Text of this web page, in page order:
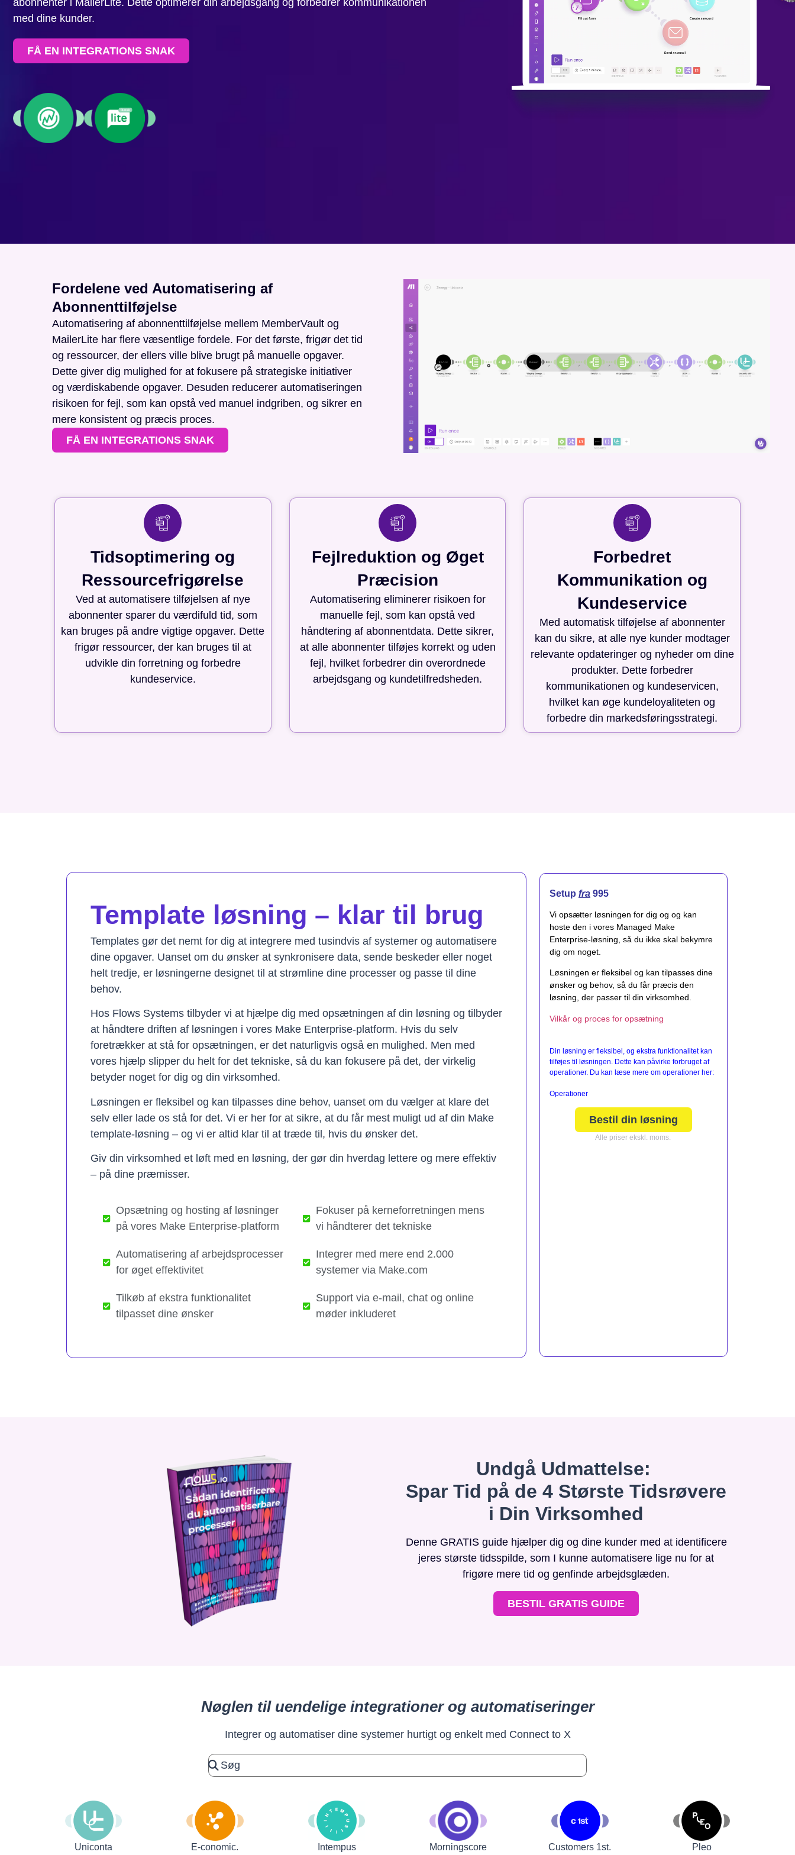
med dine kunder.
FÅ EN INTEGRATIONS SNAK
Fordelene ved Automatisering af
Abonnenttilføjelse
Automatisering af abonnenttilføjelse mellem MemberVault og
MailerLite har flere væsentlige fordele. For det første, frigør det tid
og ressourcer, der ellers ville blive brugt på manuelle opgaver.
Dette giver dig mulighed for at fokusere på strategiske initiativer
og værdiskabende opgaver. Desuden reducerer automatiseringen
risikoen for fejl, som kan opstå ved manuel indgriben, og sikrer en
mere konsistent og præcis proces.
FÅ EN INTEGRATIONS SNAK
Tidsoptimering og
Ressourcefrigørelse
Ved at automatisere tilføjelsen af nye
abonnenter sparer du værdifuld tid, som
kan bruges på andre vigtige opgaver. Dette
frigør ressourcer, der kan bruges til at
udvikle din forretning og forbedre
kundeservice.
Fejlreduktion og Øget
Præcision
Automatisering eliminerer risikoen for
manuelle fejl, som kan opstå ved
håndtering af abonnentdata. Dette sikrer,
at alle abonnenter tilføjes korrekt og uden
fejl, hvilket forbedrer din overordnede
arbejdsgang og kundetilfredsheden.
Forbedret
Kommunikation og
Kundeservice
Med automatisk tilføjelse af abonnenter
kan du sikre, at alle nye kunder modtager
relevante opdateringer og nyheder om dine
produkter. Dette forbedrer
kommunikationen og kundeservicen,
hvilket kan øge kundeloyaliteten og
forbedre din markedsføringsstrategi.
Template løsning – klar til brug
Templates gør det nemt for dig at integrere med tusindvis af systemer og automatisere
dine opgaver. Uanset om du ønsker at synkronisere data, sende beskeder eller noget
helt tredje, er løsningerne designet til at strømline dine processer og passe til dine
behov.
Hos Flows Systems tilbyder vi at hjælpe dig med opsætningen af din løsning og tilbyder
at håndtere driften af løsningen i vores Make Enterprise-platform. Hvis du selv
foretrækker at stå for opsætningen, er det naturligvis også en mulighed. Men med
vores hjælp slipper du helt for det tekniske, så du kan fokusere på det, der virkelig
betyder noget for dig og din virksomhed.
Løsningen er fleksibel og kan tilpasses dine behov, uanset om du vælger at klare det
selv eller lade os stå for det. Vi er her for at sikre, at du får mest muligt ud af din Make
template-løsning – og vi er altid klar til at træde til, hvis du ønsker det.
Giv din virksomhed et løft med en løsning, der gør din hverdag lettere og mere effektiv
– på dine præmisser.
Opsætning og hosting af løsninger
på vores Make Enterprise-platform
Automatisering af arbejdsprocesser
for øget effektivitet
Tilkøb af ekstra funktionalitet
tilpasset dine ønsker​
Fokuser på kerneforretningen mens
vi håndterer det tekniske​
Integrer med mere end 2.000
systemer via Make.com
Support via e-mail, chat og online
møder inkluderet
Setup fra 995
Vi opsætter løsningen for dig og og kan
hoste den i vores Managed Make
Enterprise-løsning, så du ikke skal bekymre
dig om noget.
Løsningen er fleksibel og kan tilpasses dine
ønsker og behov, så du får præcis den
løsning, der passer til din virksomhed.
Vilkår og proces for opsætning
Din løsning er fleksibel, og ekstra funktionalitet kan
tilføjes til løsningen. Dette kan påvirke forbruget af
operationer. Du kan læse mere om operationer her:
Operationer
Bestil din løsning
Alle priser ekskl. moms.
Undgå Udmattelse:
Spar Tid på de 4 Største Tidsrøvere
i Din Virksomhed
Denne GRATIS guide hjælper dig og dine kunder med at identificere
jeres største tidsspilde, som I kunne automatisere lige nu for at
frigøre mere tid og genfinde arbejdsglæden.
BESTIL GRATIS GUIDE
Nøglen til uendelige integrationer og automatiseringer
Integrer og automatiser dine systemer hurtigt og enkelt med Connect to X
Uniconta E-conomic. Intempus Morningscore Customers 1st. Pleo